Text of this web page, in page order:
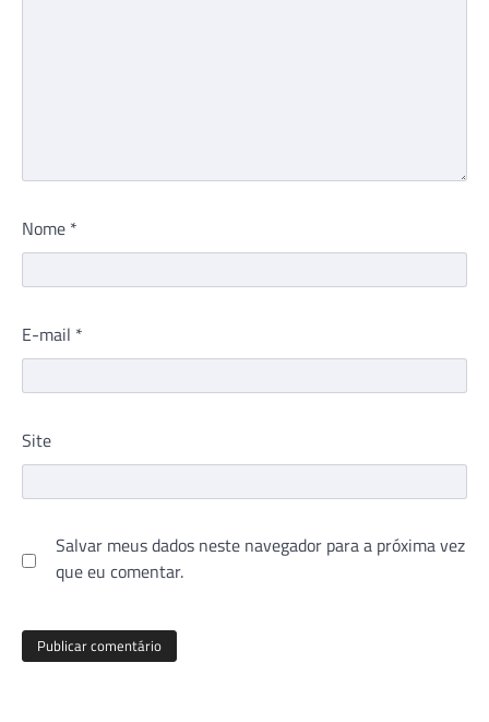
Nome *
E-mail *
Site
Salvar meus dados neste navegador para a próxima vez
que eu comentar.